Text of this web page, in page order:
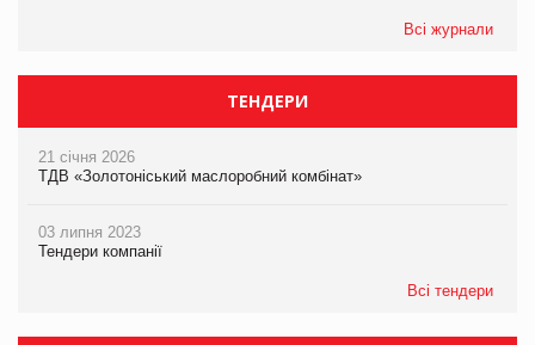
Всі журнали
ТЕНДЕРИ
21 січня 2026
ТДВ «Золотоніський маслоробний комбінат»
03 липня 2023
Тендери компанії
Всі тендери